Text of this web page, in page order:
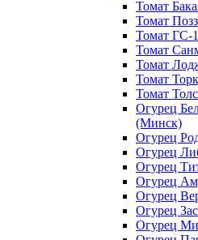
Томат
Томат
Томат ГС-
Томат
Томат
Томат
Томат
Огурец
(Минск)
Огурец
Огурец
Огурец
Огурец
Огурец
Огурец
Огурец